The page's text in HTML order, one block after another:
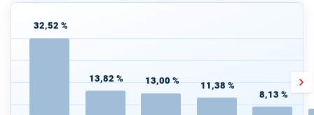
32,52 %
13,82 % 13,00 % 11,38 %
8,13 %